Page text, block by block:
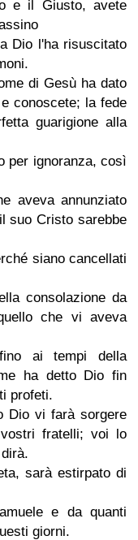
e il Giusto, avete
Dio l'ha risuscitato
di Gesù ha dato
conoscete; la fede
guarigione alla
per ignoranza, così
aveva annunziato
suo Cristo sarebbe
siano cancellati
consolazione da
che vi aveva
ai tempi della
ha detto Dio fin
profeti.
Dio vi farà sorgere
fratelli; voi lo
sarà estirpato di
e da quanti
giorni.